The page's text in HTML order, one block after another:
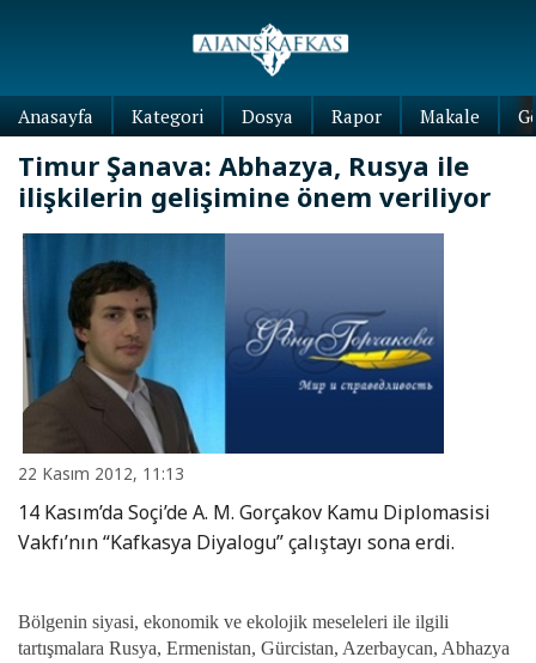
Anasayfa Kategori Dosya Rapor Makale
Timur Şanava: Abhazya, Rusya ile
ilişkilerin gelişimine önem veriliyor
22 Kasım 2012, 11:13
14 Kasım’da Soçi’de A. M. Gorçakov Kamu Diplomasisi
Vakfı’nın “Kafkasya Diyalogu” çalıştayı sona erdi.
Bölgenin siyasi, ekonomik ve ekolojik meseleleri ile ilgili
tartışmalara Rusya, Ermenistan, Gürcistan, Azerbaycan, Abhazya